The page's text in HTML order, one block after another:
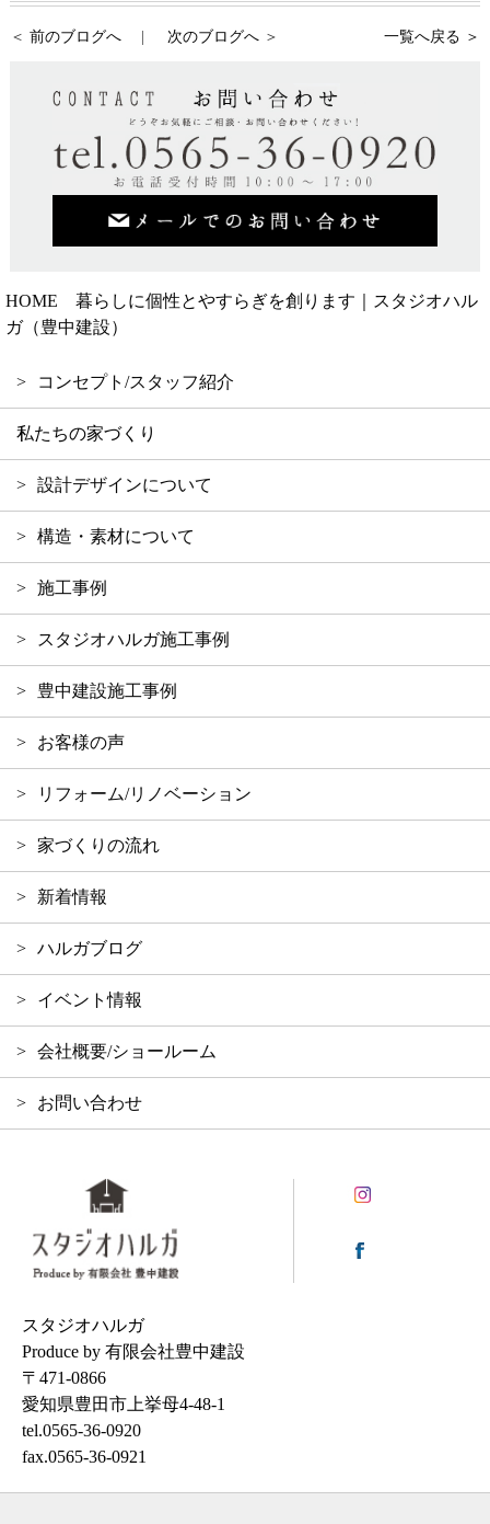
前のブログへ 次のブログへ 一覧へ戻る ＞
HOME 暮らしに個性とやすらぎを創ります｜スタジオハル
ガ（豊中建設）
コンセプト/スタッフ紹介
私たちの家づくり
設計デザインについて
構造・素材について
施工事例
スタジオハルガ施工事例
豊中建設施工事例
お客様の声
リフォーム/リノベーション
家づくりの流れ
新着情報
ハルガブログ
イベント情報
会社概要/ショールーム
お問い合わせ
スタジオハルガ
Produce by 有限会社豊中建設
〒471-0866
愛知県豊田市上挙母4-48-1
tel.0565-36-0920
fax.0565-36-0921